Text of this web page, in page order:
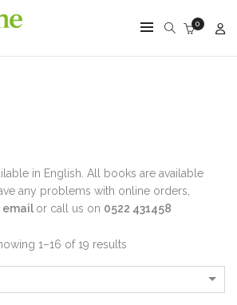
0
in English. All books are available
any problems with online orders,
email or call us on 0522 431458
1–16 of 19 results